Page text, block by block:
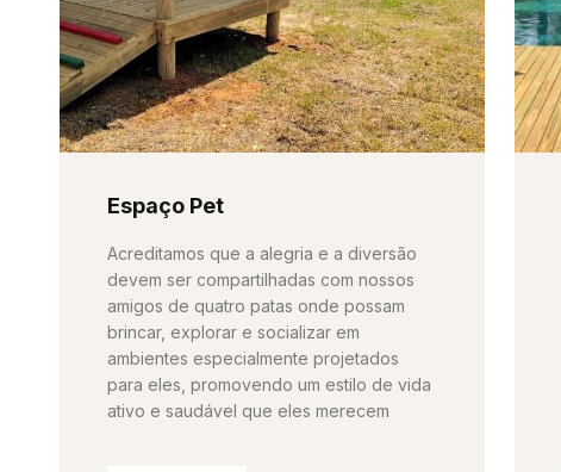
Espaço Pet
Acreditamos que a alegria e a diversão
devem ser compartilhadas com nossos
amigos de quatro patas onde possam
brincar, explorar e socializar em
ambientes especialmente projetados
para eles, promovendo um estilo de vida
ativo e saudável que eles merecem